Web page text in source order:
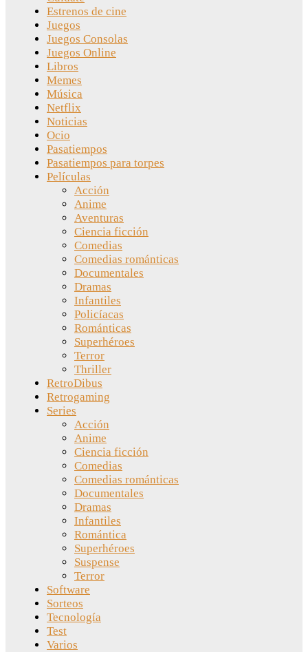
Estrenos de cine
Juegos
Juegos Consolas
Juegos Online
Libros
Memes
Música
Netflix
Noticias
Ocio
Pasatiempos
Pasatiempos para torpes
Películas
Acción
Anime
Aventuras
Ciencia ficción
Comedias
Comedias románticas
Documentales
Dramas
Infantiles
Policíacas
Románticas
Superhéroes
Terror
Thriller
RetroDibus
Retrogaming
Series
Acción
Anime
Ciencia ficción
Comedias
Comedias románticas
Documentales
Dramas
Infantiles
Romántica
Superhéroes
Suspense
Terror
Software
Sorteos
Tecnología
Test
Varios